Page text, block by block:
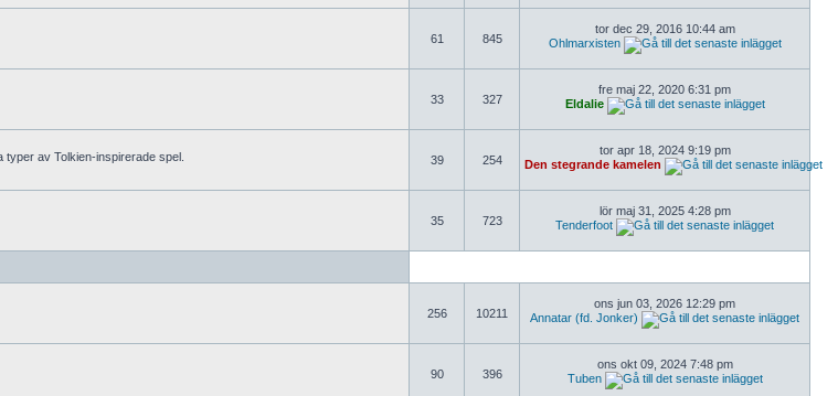
61 845
tor dec 29, 2016 10:44 am
Ohlmarxisten
33 327
fre maj 22, 2020 6:31 pm
Eldalie
av Tolkien-inspirerade spel.
39 254
tor apr 18, 2024 9:19 pm
Den stegrande kamelen
35 723
lör maj 31, 2025 4:28 pm
Tenderfoot
256 10211
ons jun 03, 2026 12:29 pm
Annatar (fd. Jonker)
90 396
ons okt 09, 2024 7:48 pm
Tuben